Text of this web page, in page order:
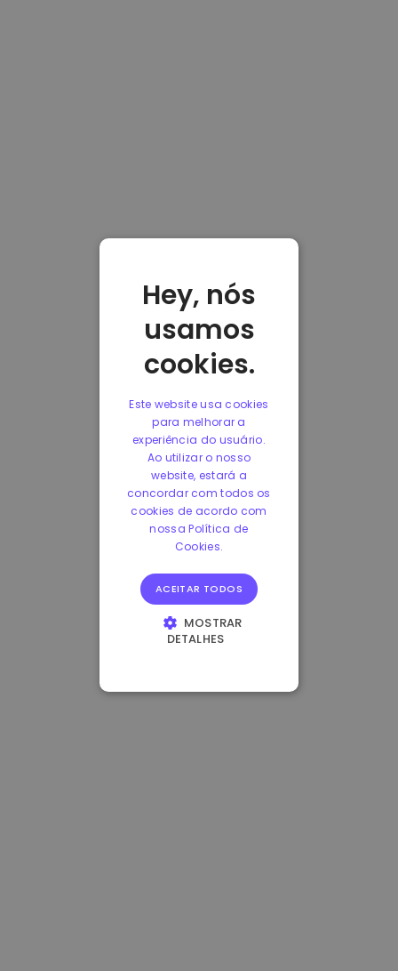
Hey, nós
usamos
cookies.
Este website usa cookies
para melhorar a
experiência do usuário.
Ao utilizar o nosso
website, estará a
concordar com todos os
cookies de acordo com
nossa Política de
Cookies.
ACEITAR TODOS
MOSTRAR
DETALHES